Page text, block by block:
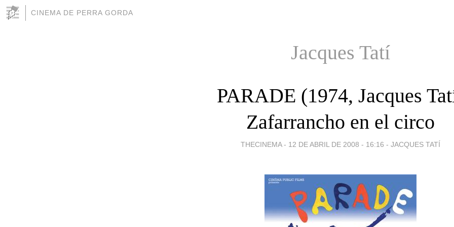
CINEMA DE PERRA GORDA
Jacques Tatí
PARADE (1974, Jacques
Zafarrancho en el circo
THECINEMA - 12 DE ABRIL DE 2008 - 16:16 - JACQUES TATÍ